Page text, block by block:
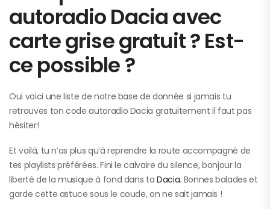
autoradio Dacia avec
carte grise gratuit ? Est-
ce possible ?
Oui voici une liste de notre base de donnée si jamais tu
retrouves ton code autoradio Dacia gratuitement il faut pas
hésiter!
Et voilà, tu n’as plus qu’à reprendre la route accompagné de
tes playlists préférées. Fini le calvaire du silence, bonjour la
liberté de la musique à fond dans taDacia. Bonnes balades et
garde cette astuce sous le coude, on ne sait jamais !